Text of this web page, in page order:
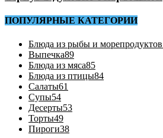
ПОПУЛЯРНЫЕ КАТЕГОРИИ
Блюда из рыбы и морепродуктов
Выпечка89
Блюда из мяса85
Блюда из птицы84
Салаты61
Супы54
Десерты53
Торты49
Пироги38